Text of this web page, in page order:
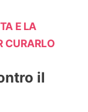
E LA
CURARLO
il